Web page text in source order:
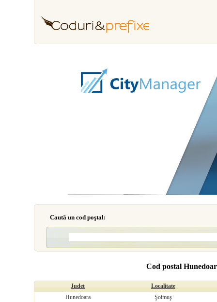
Caută un cod poştal:
Cod postal
Judet
Localitate
Hunedoara
Şoimuş